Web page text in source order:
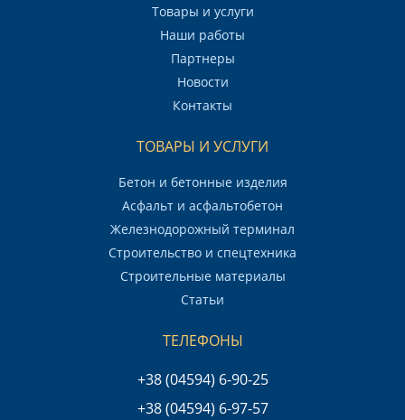
Товары и услуги
Наши работы
Партнеры
Новости
Контакты
ТОВАРЫ И УСЛУГИ
Бетон и бетонные изделия
Асфальт и асфальтобетон
Железнодорожный терминал
Строительство и спецтехника
Строительные материалы
Статьи
ТЕЛЕФОНЫ
+38 (04594) 6-90-25
+38 (04594) 6-97-57